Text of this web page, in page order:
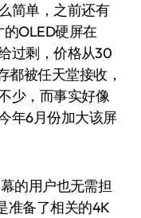
单，之前还有
OLED硬屏在
过剩，价格从30
都被任天堂接收，
少，而事实好像
年6月份加大该屏
的用户也无需担
准备了相关的4K